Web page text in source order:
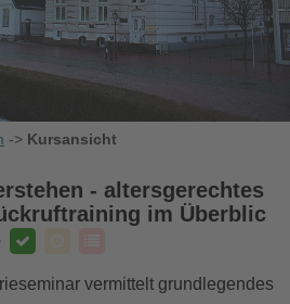
-> Kursansicht
- altersgerechtes
im Überblic
vermittelt grundlegendes